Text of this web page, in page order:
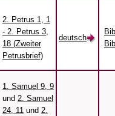
2. Petrus 1, 1
- 2. Petrus 3,
18 (Zweiter
Petrusbrief)
deutsch
1. Samuel 9, 9
und 2. Samuel
24, 11 und 2.